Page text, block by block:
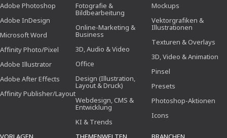
Adobe Photoshop
Adobe InDesign
Microsoft Word
Affinity Photo/Pixel
Adobe Illustrator
Adobe After Effects
Affinity Publisher/Layout
Fotografie &
Bildbearbeitung
Online-Marketing &
Business
3D, Audio & Video
Office
Design (Illustration,
Layout & Druck)
Webdesign, CMS &
Entwicklung
KI & Trends
Mockups
Vektorgrafiken &
Illustrationen
Texturen & Overlays
3D, Video & Animation
Pinsel
Presets
Photoshop-Aktionen
Icons